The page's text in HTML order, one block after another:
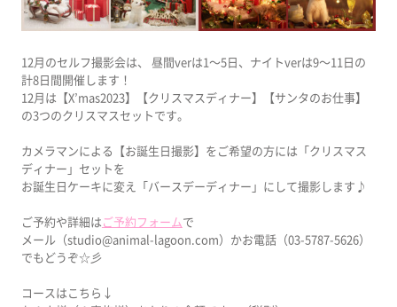
12月のセルフ撮影会は、 昼間verは1～5日、ナイトverは9～11日の
計8日間開催します！
12月は【X’mas2023】【クリスマスディナー】【サンタのお仕事】
の3つのクリスマスセットです。
カメラマンによる【お誕生日撮影】をご希望の方には「クリスマス
ディナー」セットを
お誕生日ケーキに変え「バースデーディナー」にして撮影します♪
ご予約や詳細はご予約フォームで
メール（studio@animal-lagoon.com）かお電話（03-5787-5626）
でもどうぞ☆彡
コースはこちら↓